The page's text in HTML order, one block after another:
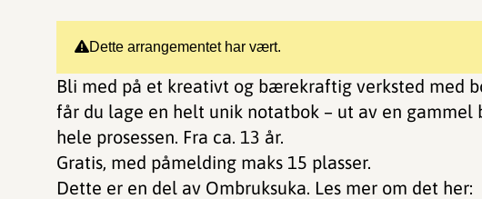
Dette arrangementet har vært.
Bli med på et kreativt og bærekraftig verksted med
får du lage en helt unik notatbok – ut av en gammel
hele prosessen. Fra ca. 13 år.
Gratis, med påmelding maks 15 plasser.
Dette er en del av Ombruksuka. Les mer om det her: